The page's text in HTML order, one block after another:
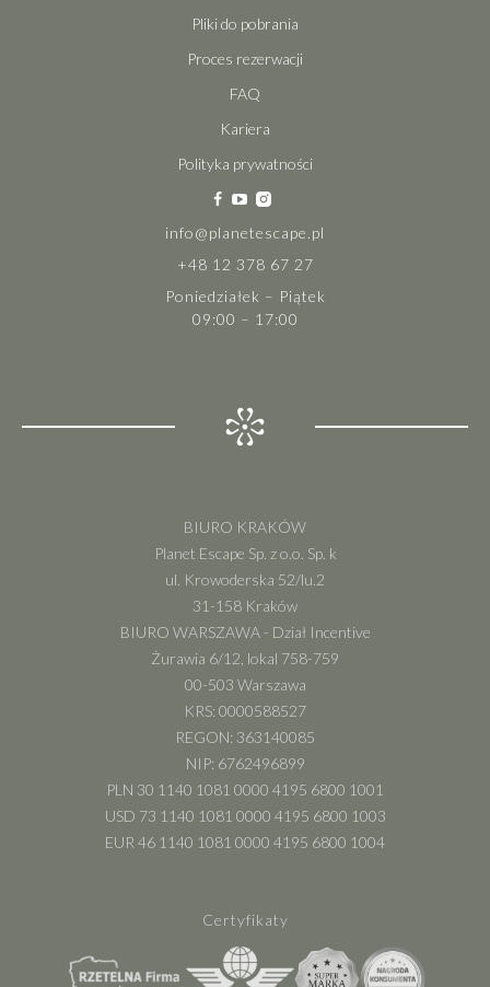
Pliki do pobrania
Proces rezerwacji
FAQ
Kariera
Polityka prywatności
info@planetescape.pl
+48 12 378 67 27
Poniedziałek – Piątek
09:00 – 17:00
BIURO KRAKÓW
Planet Escape Sp. z o.o. Sp. k
ul. Krowoderska 52/lu.2
31-158 Kraków
BIURO WARSZAWA - Dział Incentive
Żurawia 6/12, lokal 758-759
00-503 Warszawa
KRS: 0000588527
REGON: 363140085
NIP: 6762496899
PLN 30 1140 1081 0000 4195 6800 1001
USD 73 1140 1081 0000 4195 6800 1003
EUR 46 1140 1081 0000 4195 6800 1004
Certyfikaty